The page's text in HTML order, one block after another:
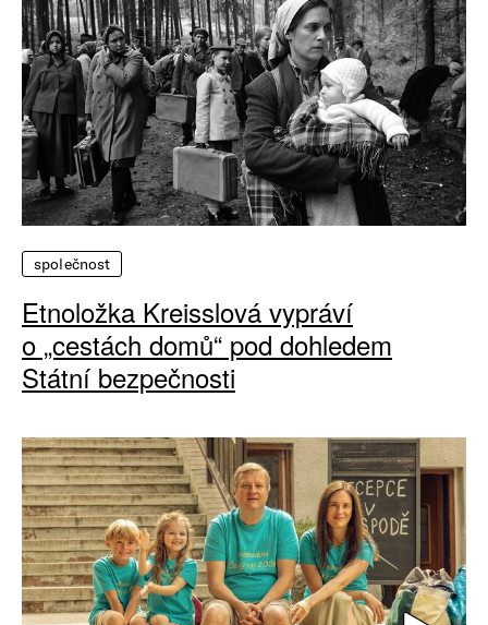
společnost
Etnoložka Kreisslová vypráví
o „cestách domů“ pod dohledem
Státní bezpečnosti